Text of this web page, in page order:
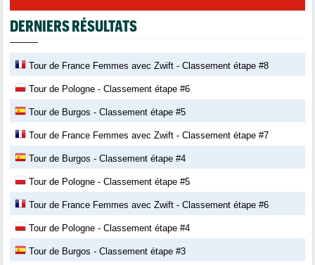
DERNIERS RÉSULTATS
Tour de France Femmes avec Zwift - Classement étape #8
Tour de Pologne - Classement étape #6
Tour de Burgos - Classement étape #5
Tour de France Femmes avec Zwift - Classement étape #7
Tour de Burgos - Classement étape #4
Tour de Pologne - Classement étape #5
Tour de France Femmes avec Zwift - Classement étape #6
Tour de Pologne - Classement étape #4
Tour de Burgos - Classement étape #3